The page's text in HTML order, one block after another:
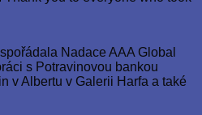
Nadace AAA Global
s Potravinovou bankou
v Albertu v Galerii Harfa a také